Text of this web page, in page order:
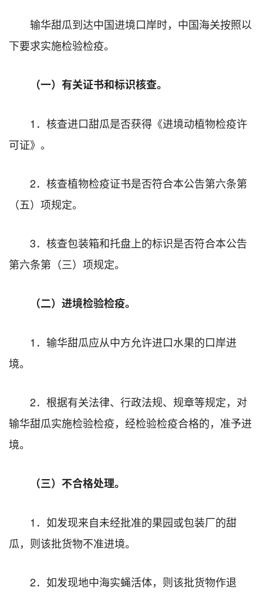
输华甜瓜到达中国进境口岸时，中国海关按照以
下要求实施检验检疫。
（一）有关证书和标识核查。
1．核查进口甜瓜是否获得《进境动植物检疫许
可证》。
2．核查植物检疫证书是否符合本公告第六条第
（五）项规定。
3．核查包装箱和托盘上的标识是否符合本公告
第六条第（三）项规定。
（二）进境检验检疫。
1．输华甜瓜应从中方允许进口水果的口岸进
境。
2．根据有关法律、行政法规、规章等规定，对
输华甜瓜实施检验检疫，经检验检疫合格的，准予进
境。
（三）不合格处理。
1．如发现来自未经批准的果园或包装厂的甜
瓜，则该批货物不准进境。
2．如发现地中海实蝇活体，则该批货物作退